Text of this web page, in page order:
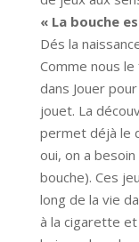
« La bouche
Dés la
Comme nous
dans Jouer
jouet. La
permet déjà le
oui, on a
bouche). Ces
long de la vie
à la cigarette et